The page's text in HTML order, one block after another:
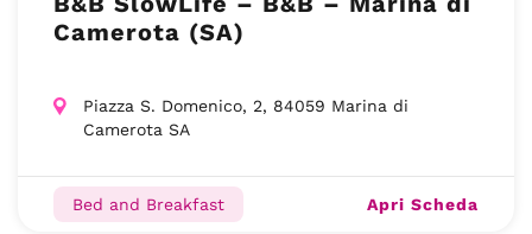
Camerota (SA)
Piazza S. Domenico, 2, 84059 Marina di
Camerota SA
Bed and Breakfast Apri Scheda